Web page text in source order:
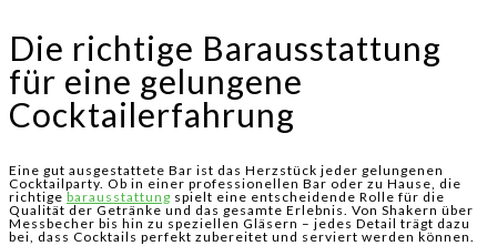
Die richtige Barausstattung
für eine gelungene
Cocktailerfahrung
Eine gut ausgestattete Bar ist das Herzstück jeder gelungenen
Cocktailparty. Ob in einer professionellen Bar oder zu Hause, die
richtige barausstattung spielt eine entscheidende Rolle für die
Qualität der Getränke und das gesamte Erlebnis. Von Shakern über
Messbecher bis hin zu speziellen Gläsern – jedes Detail trägt dazu
bei, dass Cocktails perfekt zubereitet und serviert werden können.